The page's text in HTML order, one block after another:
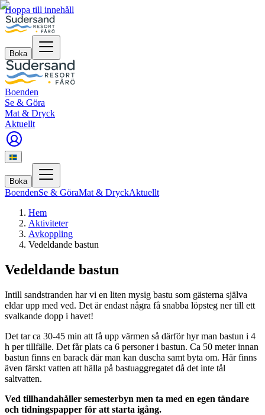
Hoppa till innehåll
Boka
Boenden
Se & Göra
Mat & Dryck
Aktuellt
Boka
BoendenSe & GöraMat & DryckAktuellt
Hem
Aktiviteter
Avkoppling
Vedeldande bastun
Vedeldande bastun
Intill sandstranden har vi en liten mysig bastu som gästerna själva
eldar upp med ved. Det är endast några få snabba löpsteg ner till ett
svalkande dopp i havet!
Det tar ca 30-45 min att få upp värmen så därför hyr man bastun i 4
h per tillfälle. Det får plats ca 6 personer i bastun. Ca 50 meter innan
bastun finns en barack där man kan duscha samt byta om. Här finns
även färskt vatten att hälla på bastuaggregatet då det inte tål
saltvatten.
Ved tillhandahåller semesterbyn men ta med en egen tändare
och tidningspapper för att starta igång.